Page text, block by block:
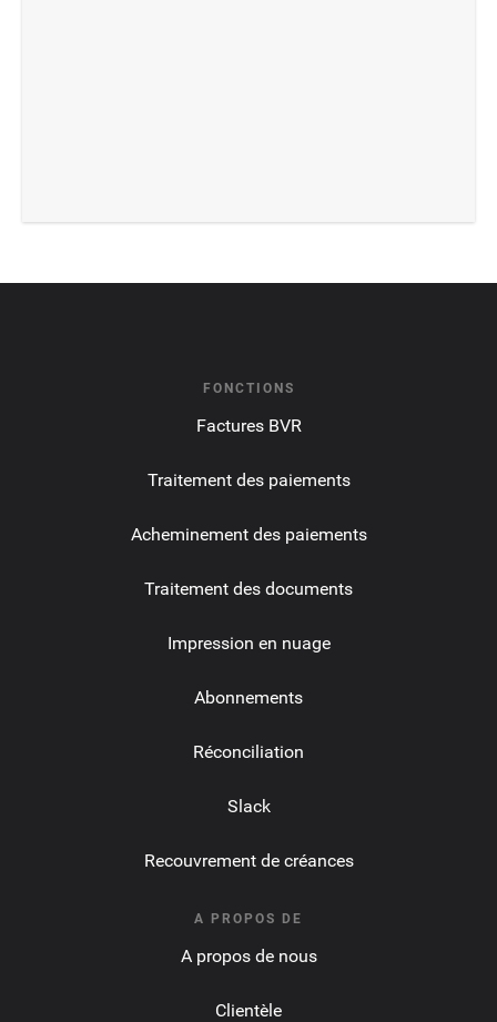
FONCTIONS
Factures BVR
Traitement des paiements
Acheminement des paiements
Traitement des documents
Impression en nuage
Abonnements
Réconciliation
Slack
Recouvrement de créances
A PROPOS DE
A propos de nous
Clientèle